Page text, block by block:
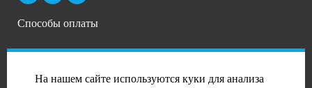
На нашем сайте используются куки для анализа
Способы оплаты